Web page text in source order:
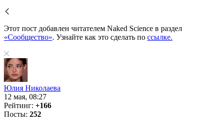
Этот пост добавлен читателем Naked Science в раздел
«Сообщество». Узнайте как это сделать по ссылке.
Юлия Николаева
12 мая, 08:27
Рейтинг: +166
Посты: 252